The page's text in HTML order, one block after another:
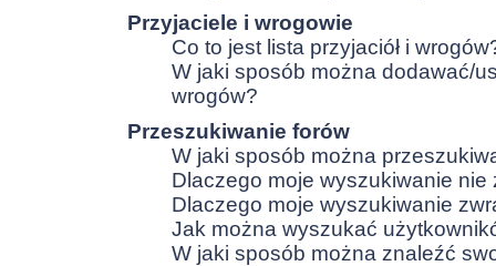
Przyjaciele i wrogowie
Co to jest lista przyjaciół i
W jaki sposób można dodawać/
wrogów?
Przeszukiwanie forów
W jaki sposób można
Dlaczego moje wyszukiwanie nie
Dlaczego moje wyszukiwanie
Jak można wyszukać
W jaki sposób można znaleźć